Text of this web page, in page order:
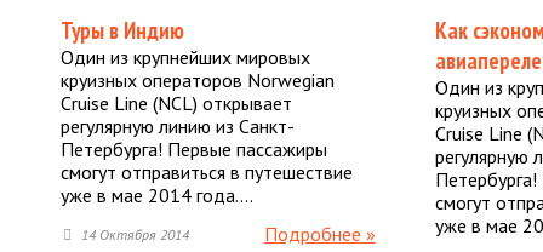
Туры в Индию
Один из крупнейших мировых
круизных операторов Norwegian
Cruise Line (NCL) открывает
регулярную линию из Санкт-
Петербурга! Первые пассажиры
смогут отправиться в путешествие
уже в мае 2014 года.…
14 Октября 2014 Подробнее »
Как
Один из
круизных
Cruise Line
регулярную
смогут
уже в мае